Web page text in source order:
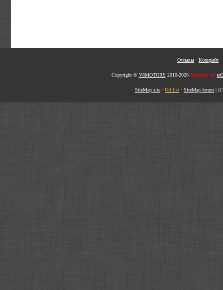
Отзывы · Копирайт·
Copyright © V8MOTORS 2010-2026 Хостинг от
SiteMap site · Url list · SiteMap forum |